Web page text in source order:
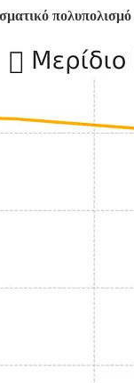
πολυπολισμό